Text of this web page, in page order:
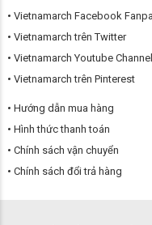
Vietnamarch Facebook
Vietnamarch trên Twitter
Vietnamarch Youtube Channel
Vietnamarch trên Pinterest
Hướng dẫn mua hàng
Hình thức thanh toán
Chính sách vận chuyển
Chính sách đổi trả hàng